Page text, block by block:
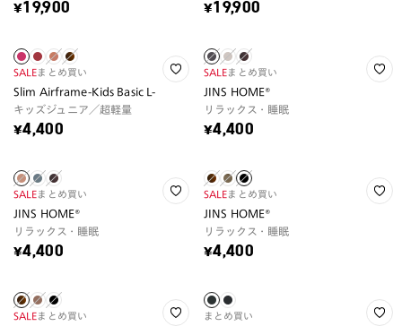
¥19,900 ¥19,900
SALEまとめ買い
Slim Airframe-Kids Basic L-
キッズジュニア／超軽量
¥4,400
SALEまとめ買い
JINS HOME®
リラックス・睡眠
¥4,400
SALEまとめ買い
JINS HOME®
リラックス・睡眠
¥4,400
SALEまとめ買い
JINS HOME®
リラックス・睡眠
¥4,400
SALEまとめ買い まとめ買い